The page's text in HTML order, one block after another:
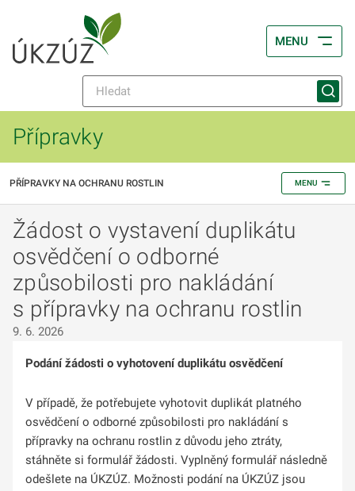
MENU
Přípravky
PŘÍPRAVKY NA OCHRANU ROSTLIN MENU
Žádost o vystavení duplikátu
osvědčení o odborné
způsobilosti pro nakládání
s přípravky na ochranu rostlin
9. 6. 2026
Podání žádosti o vyhotovení duplikátu osvědčení
V případě, že potřebujete vyhotovit duplikát platného
osvědčení o odborné způsobilosti pro nakládání s
přípravky na ochranu rostlin z důvodu jeho ztráty,
stáhněte si formulář žádosti. Vyplněný formulář následně
odešlete na ÚKZÚZ. Možnosti podání na ÚKZÚZ jsou